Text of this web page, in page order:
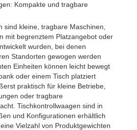
Kompakte und tragbare
sind kleine, tragbare Maschinen,
mit begrenztem Platzangebot oder
wurden, bei denen
Standorten gewogen werden
Einheiten können leicht bewegt
oder einem Tisch platziert
praktisch für kleine Betriebe,
oder tragbare
Tischkontrollwaagen sind in
und Konfigurationen erhältlich
Vielzahl von Produktgewichten